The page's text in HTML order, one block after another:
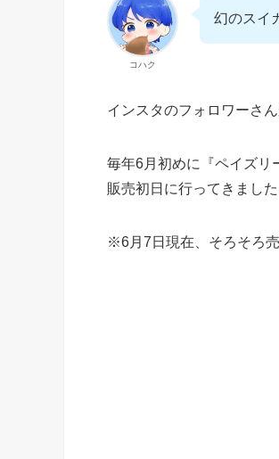
コハク
幻のスイ
インスタのフォロワーさ
毎年6月初めに『ペイズリ
販売初日に行ってきました
※6月7日現在、そろそろ